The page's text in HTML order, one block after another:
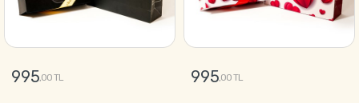
995,00 TL 995,00 TL